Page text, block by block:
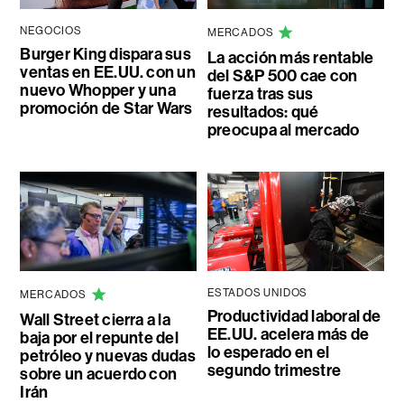
NEGOCIOS
Burger King dispara sus
ventas en EE.UU. con un
nuevo Whopper y una
promoción de Star Wars
MERCADOS
La acción más rentable
del S&P 500 cae con
fuerza tras sus
resultados: qué
preocupa al mercado
MERCADOS
Wall Street cierra a la
baja por el repunte del
petróleo y nuevas dudas
sobre un acuerdo con
Irán
ESTADOS UNIDOS
Productividad laboral de
EE.UU. acelera más de
lo esperado en el
segundo trimestre